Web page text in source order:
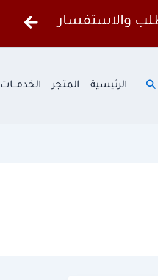
والاستفسار
البحث الرئيسية المتجر الخدمـــات